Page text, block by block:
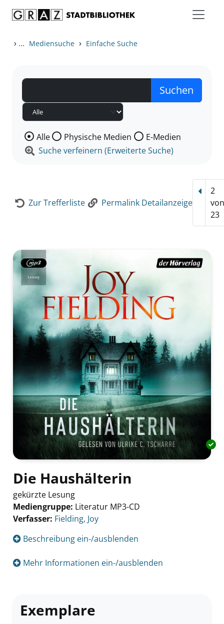
› ... Mediensuche › Einfache Suche
Wählen Sie die Medienart nach der Sie suchen wollen.
Alle Physische Medien
E-Medien
Suche verfeinern (Erweiterte Suche)
Zur Trefferliste Permalink Detailanzeige
2
23
Die Haushälterin
gekürzte Lesung
Mediengruppe: Literatur MP3-CD
Verfasser: Suche nach diesem Verfasser
Fielding, Joy
Beschreibung ein-/ausblenden
Mehr Informationen ein-/ausblenden
Exemplare